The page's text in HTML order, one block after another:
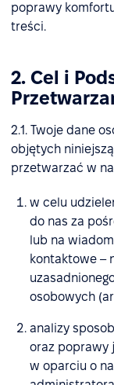
poprawy
treści.
2. Cel i
2.1. Twoje dane
objętych
przetwarzać w
w celu
do nas za
lub na
kontaktowe –
osobowych
analizy
oraz poprawy
w oparciu o